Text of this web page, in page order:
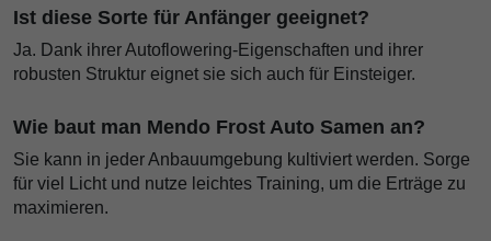
Ist diese Sorte für Anfänger geeignet?
Ja. Dank ihrer Autoflowering-Eigenschaften und ihrer
robusten Struktur eignet sie sich auch für Einsteiger.
Wie baut man Mendo Frost Auto Samen an?
Sie kann in jeder Anbauumgebung kultiviert werden. Sorge
für viel Licht und nutze leichtes Training, um die Erträge zu
maximieren.